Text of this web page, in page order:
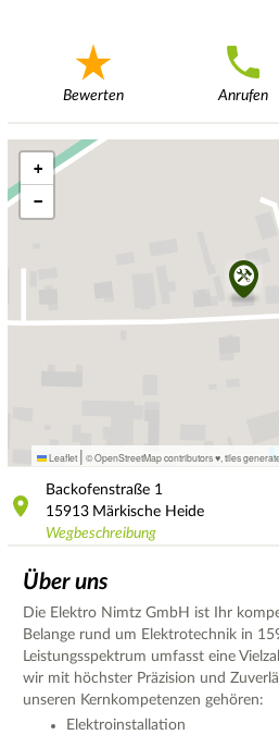
Bewerten Anrufen
+
−
Leaflet | © OpenStreetMap contributors ♥, tiles
Backofenstraße 1
15913 Märkische Heide
Wegbeschreibung
Über uns
Die Elektro Nimtz GmbH ist Ihr
Belange rund um Elektrotechnik in
Leistungsspektrum umfasst eine
wir mit höchster Präzision und
unseren Kernkompetenzen gehören:
Elektroinstallation